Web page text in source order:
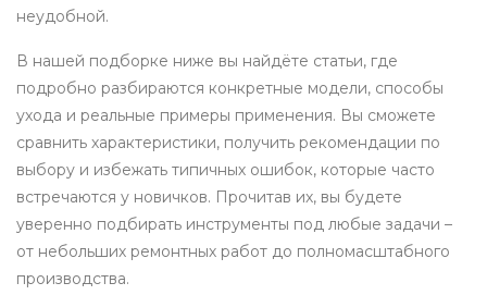
неудобной.
В нашей подборке ниже вы найдёте статьи, где
подробно разбираются конкретные модели, способы
ухода и реальные примеры применения. Вы сможете
сравнить характеристики, получить рекомендации по
выбору и избежать типичных ошибок, которые часто
встречаются у новичков. Прочитав их, вы будете
уверенно подбирать инструменты под любые задачи –
от небольших ремонтных работ до полномасштабного
производства.